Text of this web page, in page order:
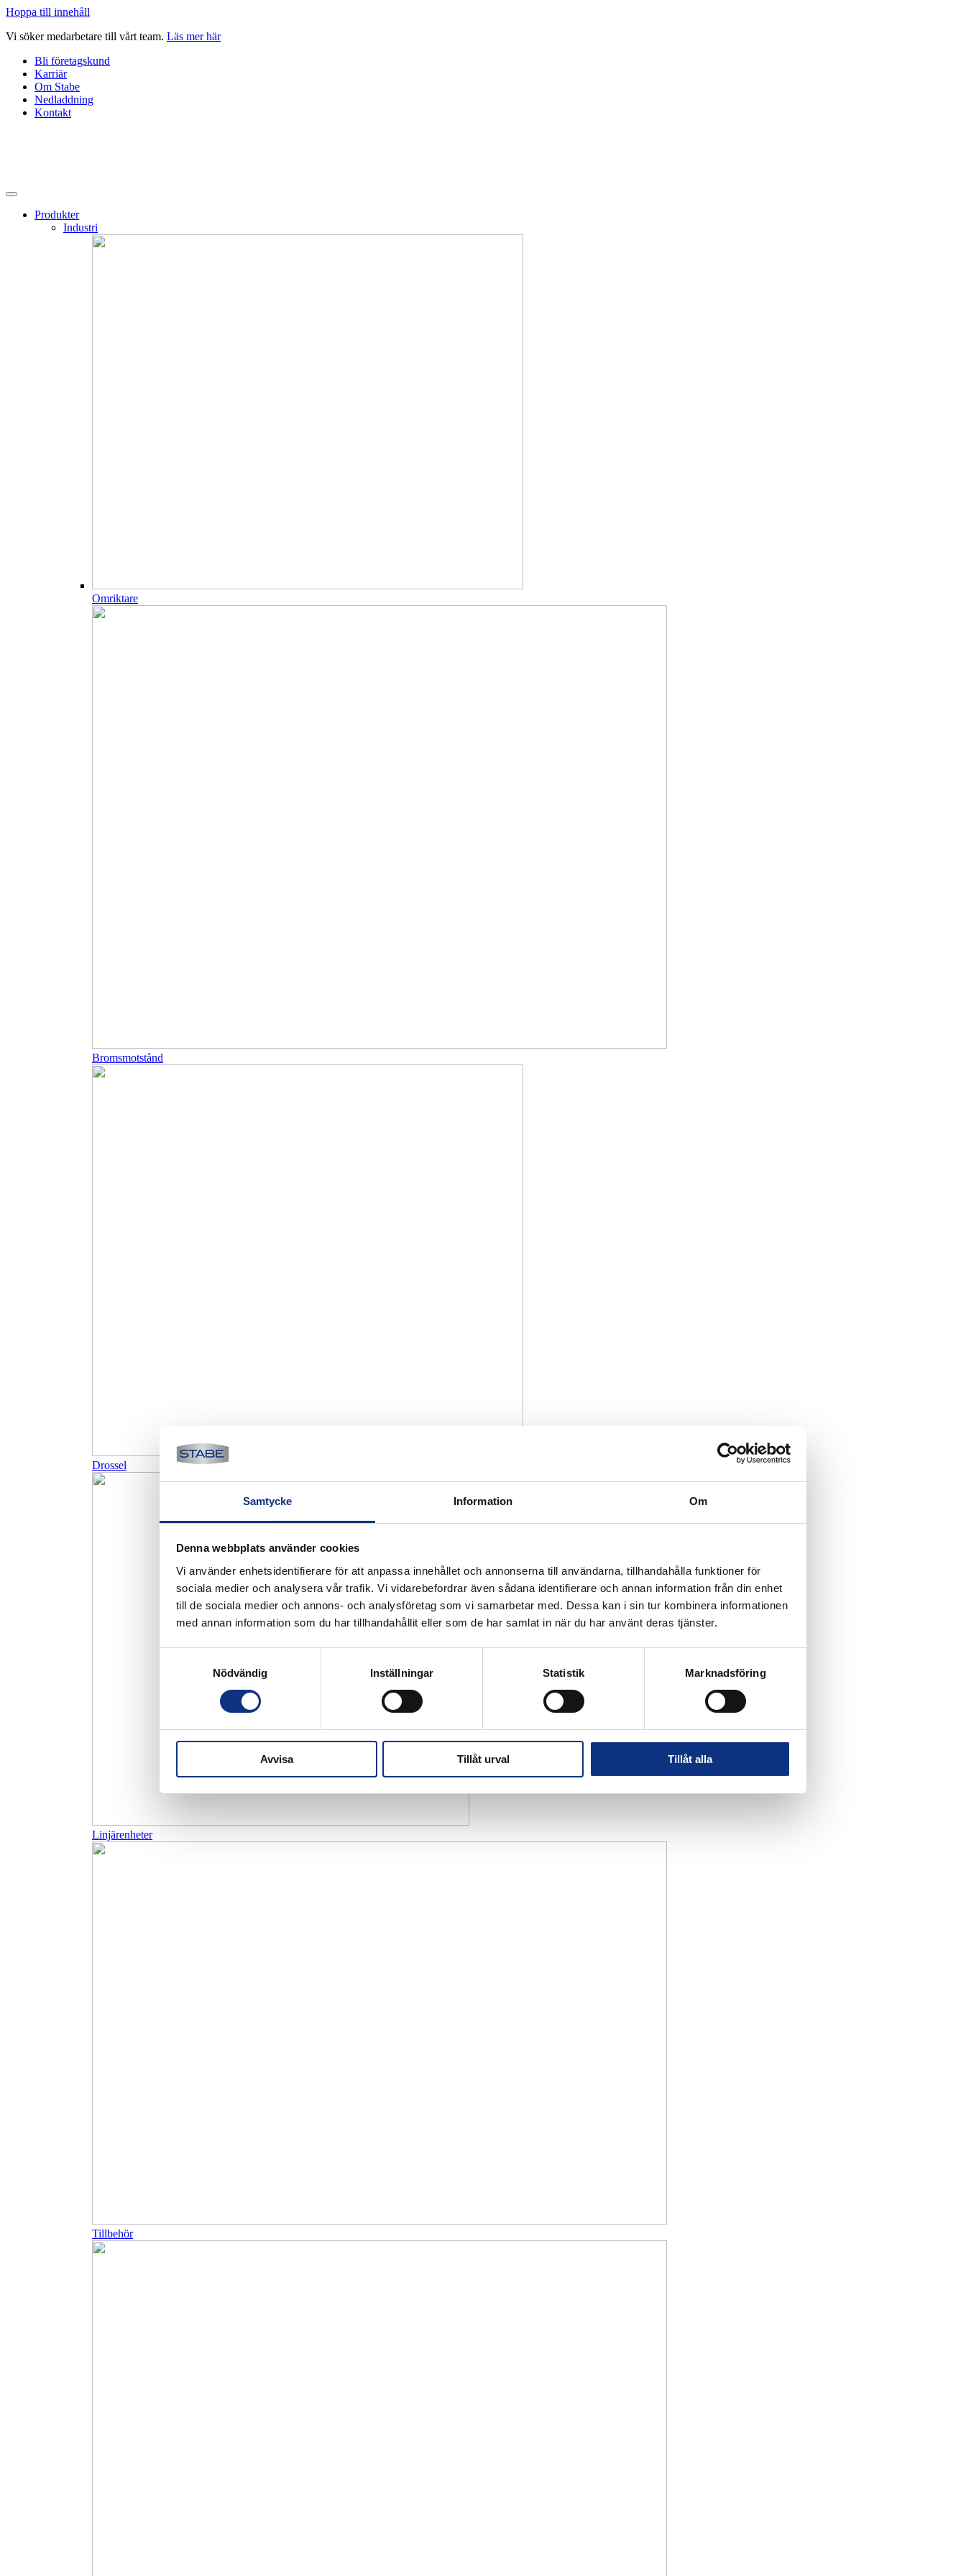
Samtycke Information Om
Denna webbplats använder cookies
Vi använder enhetsidentifierare för att anpassa innehållet och annonserna till användarna, tillhandahålla funktioner för
sociala medier och analysera vår trafik. Vi vidarebefordrar även sådana identifierare och annan information från din enhet
till de sociala medier och annons- och analysföretag som vi samarbetar med. Dessa kan i sin tur kombinera informationen
med annan information som du har tillhandahållit eller som de har samlat in när du har använt deras tjänster.
Nödvändig
Inställningar Statistik Marknadsföring
Avvisa Tillåt urval Tillåt alla
Hoppa till innehåll
Vi söker medarbetare till vårt team. Läs mer här
Bli företagskund
Karriär
Om Stabe
Nedladdning
Kontakt
Produkter
Industri
Omriktare
Bromsmotstånd
Drossel
Linjärenheter
Tillbehör